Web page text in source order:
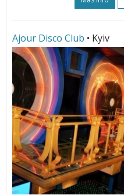
Ajour Disco Club • Kyiv